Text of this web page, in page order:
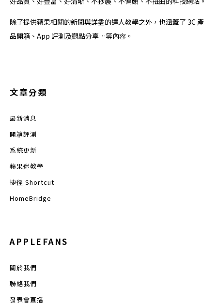
除了提供蘋果相關的新聞與詳盡的達人教學之外，也涵蓋了 3C 產
品開箱、App 評測及觀點分享…等內容。
文章分類
最新消息
開箱評測
系統更新
蘋果迷教學
捷徑 Shortcut
HomeBridge
APPLEFANS
關於我們
聯絡我們
發表會直播